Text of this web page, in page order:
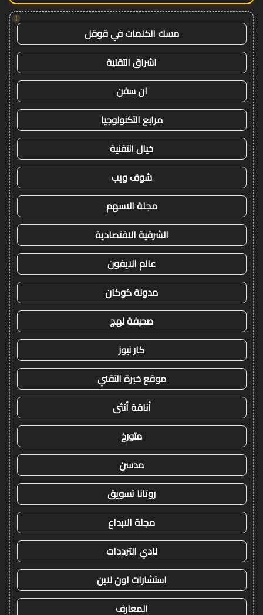
!
مسك الكلمات في قوقل
اشراق التقنية
ان سفن
مرابع التكنولوجيا
خيال التقنية
شوف ويب
مجلة الاسهم
الشرقية الاقتصادية
عالم الايفون
مدونة كوكان
صحيفة نهج
كار نيوز
موقع خبرة التقني
أناقة أنثى
متورخ
مدسن
روتانا تسويق
مجلة الابداع
نادي الترددات
استشارات اون لاين
المعارف